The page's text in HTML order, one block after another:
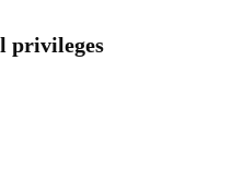
privileges